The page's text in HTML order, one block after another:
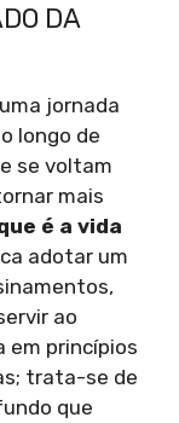
DA
jornada
longo de
se voltam
mais
é a vida
adotar um
ao
em princípios
trata-se de
que